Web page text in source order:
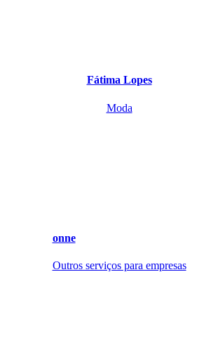
Fátima Lopes
Moda
onne
Outros serviços para empresas